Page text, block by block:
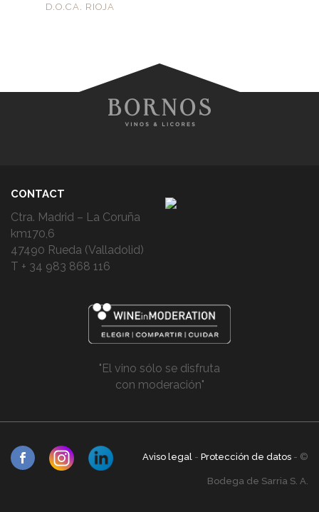
D.O.CA. RIOJA
CONTACT
Ctra. Madrid – La Coruña
km170,6
47490 Rueda (Valladolid)
T + 34 983 868 116
"El vino sólo se disfruta
con moderación"
Aviso legal - Protección de datos - ©
Bodega de Sarria S. A.